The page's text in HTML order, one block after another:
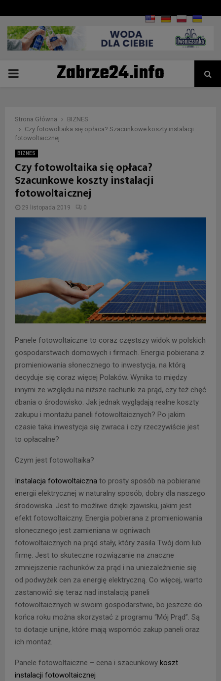
PRIMARYZabrze24.info
Strona Główna
BIZNES
Czy fotowoltaika się opłaca? Szacunkowe koszty instalacji
fotowoltaicznej
BIZNES
Czy fotowoltaika się opłaca?
Szacunkowe koszty instalacji
fotowoltaicznej
29 listopada 2019 0
Panele fotowoltaiczne to coraz częstszy widok w polskich
gospodarstwach domowych i firmach. Energia pobierana z
promieniowania słonecznego to inwestycja, na którą
decyduje się coraz więcej Polaków. Wynika to między
innymi ze względu na niższe rachunki za prąd, czy też chęć
dbania o środowisko. Jak jednak wyglądają realne koszty
zakupu i montażu paneli fotowoltaicznych? Po jakim
czasie taka inwestycja się zwraca i czy rzeczywiście jest
to opłacalne?
Czym jest fotowoltaika?
Instalacja fotowoltaiczna to prosty sposób na pobieranie
energii elektrycznej w naturalny sposób, dobry dla naszego
środowiska. Jest to możliwe dzięki zjawisku, jakim jest
efekt fotowoltaiczny. Energia pobierana z promieniowania
słonecznego jest zamieniana w ogniwach
fotowoltaicznych na prąd stały, który zasila Twój dom lub
firmę. Jest to skuteczne rozwiązanie na znaczne
zmniejszenie rachunków za prąd i na uniezależnienie się
od podwyżek cen za energię elektryczną. Co więcej, warto
zastanowić się teraz nad instalacją paneli
fotowoltaicznych w swoim gospodarstwie, bo jeszcze do
końca roku można skorzystać z programu “Mój Prąd”. Są
to dotacje unijne, które mają wspomóc zakup paneli oraz
ich montaż.
Panele fotowoltaiczne – cena i szacunkowy koszt
instalacji fotowoltaicznej